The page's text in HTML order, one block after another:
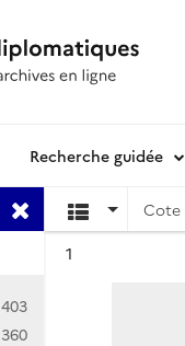
Recherche guidée
403
360
Cote
1